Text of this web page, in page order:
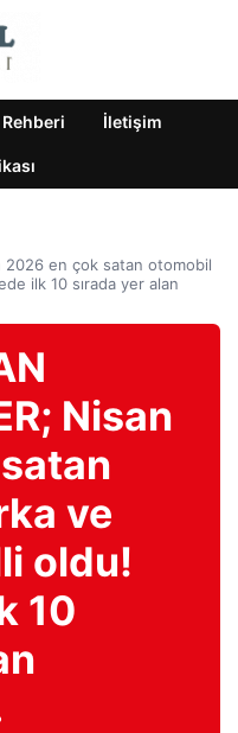
İletişim
2026 en çok satan otomobil
ilk 10 sırada yer alan
Nisan
ve
oldu!
10